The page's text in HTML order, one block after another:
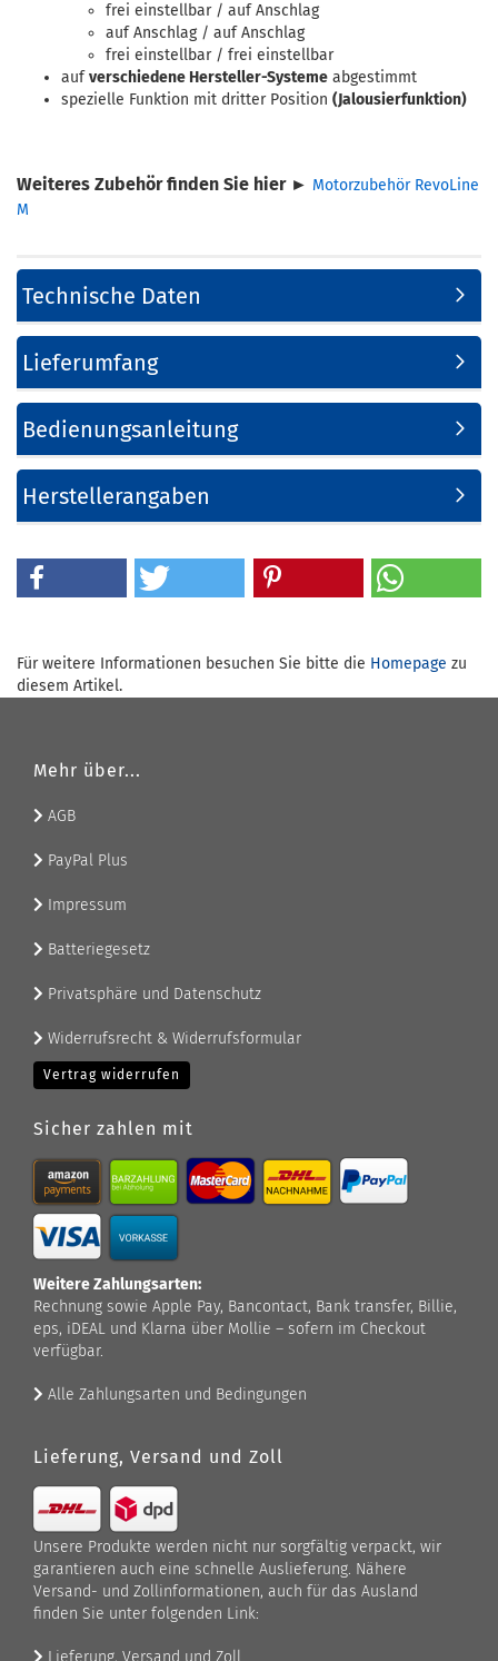
frei einstellbar / auf Anschlag
auf Anschlag / auf Anschlag
frei einstellbar / frei einstellbar
aufverschiedene Hersteller-Systeme abgestimmt
spezielle Funktion mit dritter Position (Jalousierfunktion)
Weiteres Zubehör finden Sie hier ► Motorzubehör RevoLine
M
Technische Daten
Lieferumfang
Bedienungsanleitung
Herstellerangaben
Für weitere Informationen besuchen Sie bitte die Homepage zu
diesem Artikel.
Mehr über...
AGB
PayPal Plus
Impressum
Batteriegesetz
Privatsphäre und Datenschutz
Widerrufsrecht & Widerrufsformular
Vertrag widerrufen
Sicher zahlen mit
Weitere Zahlungsarten:
Rechnung sowie Apple Pay, Bancontact, Bank transfer, Billie,
eps, iDEAL und Klarna über Mollie – sofern im Checkout
verfügbar.
Alle Zahlungsarten und Bedingungen
Lieferung, Versand und Zoll
Unsere Produkte werden nicht nur sorgfältig verpackt, wir
garantieren auch eine schnelle Auslieferung. Nähere
Versand- und Zollinformationen, auch für das Ausland
finden Sie unter folgenden Link:
Lieferung, Versand und Zoll